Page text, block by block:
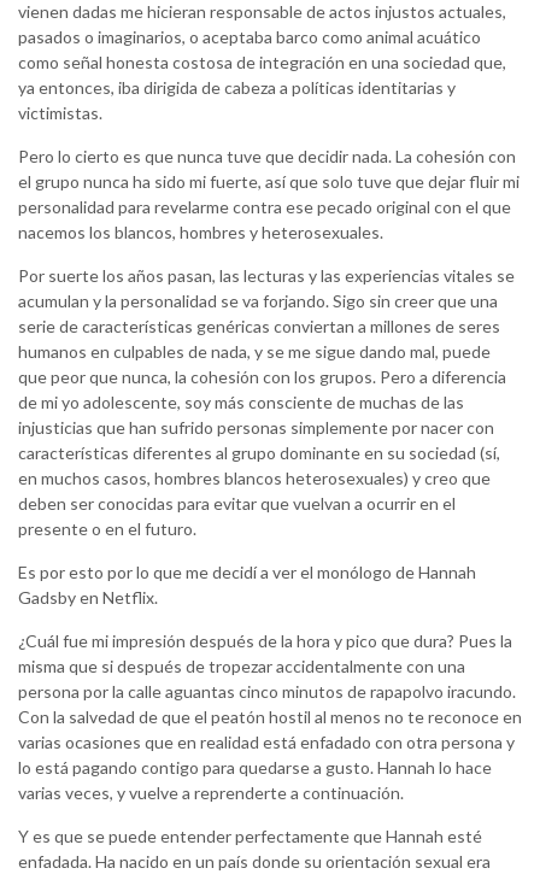
vienen dadas me hicieran responsable de actos injustos actuales,
pasados o imaginarios, o aceptaba barco como animal acuático
como señal honesta costosa de integración en una sociedad que,
ya entonces, iba dirigida de cabeza a políticas identitarias y
victimistas.
Pero lo cierto es que nunca tuve que decidir nada. La cohesión con
el grupo nunca ha sido mi fuerte, así que solo tuve que dejar fluir mi
personalidad para revelarme contra ese pecado original con el que
nacemos los blancos, hombres y heterosexuales.
Por suerte los años pasan, las lecturas y las experiencias vitales se
acumulan y la personalidad se va forjando. Sigo sin creer que una
serie de características genéricas conviertan a millones de seres
humanos en culpables de nada, y se me sigue dando mal, puede
que peor que nunca, la cohesión con los grupos. Pero a diferencia
de mi yo adolescente, soy más consciente de muchas de las
injusticias que han sufrido personas simplemente por nacer con
características diferentes al grupo dominante en su sociedad (sí,
en muchos casos, hombres blancos heterosexuales) y creo que
deben ser conocidas para evitar que vuelvan a ocurrir en el
presente o en el futuro.
Es por esto por lo que me decidí a ver el monólogo de Hannah
Gadsby en Netflix.
¿Cuál fue mi impresión después de la hora y pico que dura? Pues la
misma que si después de tropezar accidentalmente con una
persona por la calle aguantas cinco minutos de rapapolvo iracundo.
Con la salvedad de que el peatón hostil al menos no te reconoce en
varias ocasiones que en realidad está enfadado con otra persona y
lo está pagando contigo para quedarse a gusto. Hannah lo hace
varias veces, y vuelve a reprenderte a continuación.
Y es que se puede entender perfectamente que Hannah esté
enfadada. Ha nacido en un país donde su orientación sexual era